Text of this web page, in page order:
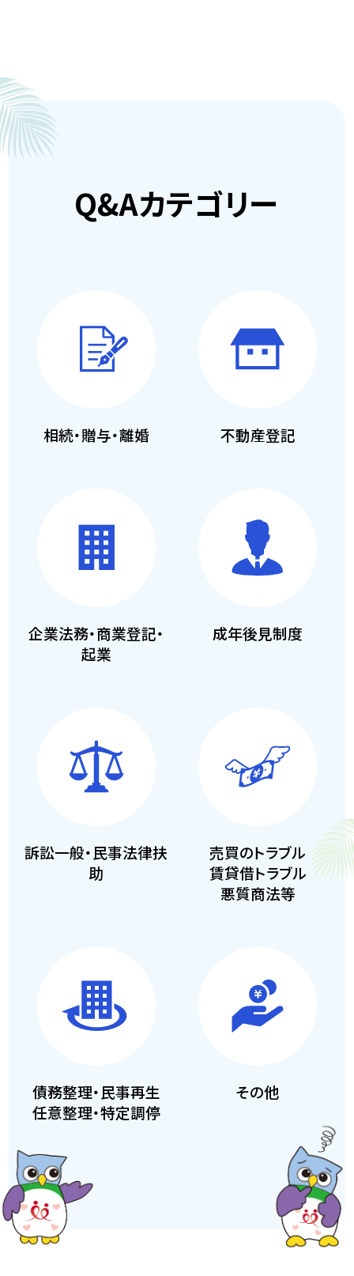
Q&Aカテゴリー
相続・贈与・離婚 不動産登記
企業法務・商業登記・
起業
成年後見制度
訴訟一般・民事法律扶
助
売買のトラブル
賃貸借トラブル
悪質商法等
債務整理・民事再生
任意整理・特定調停
その他